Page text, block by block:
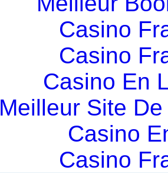
Casino
Casino
Casino En
Meilleur Site
Casino
Casino